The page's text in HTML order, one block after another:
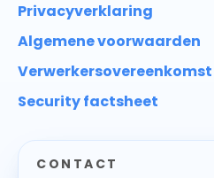
Privacyverklaring
Algemene voorwaarden
Verwerkersovereenkomst
Security factsheet
CONTACT